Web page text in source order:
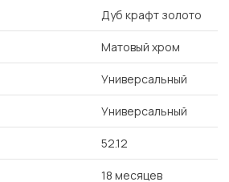
Дуб крафт золото
Матовый хром
Универсальный
Универсальный
52.12
18 месяцев